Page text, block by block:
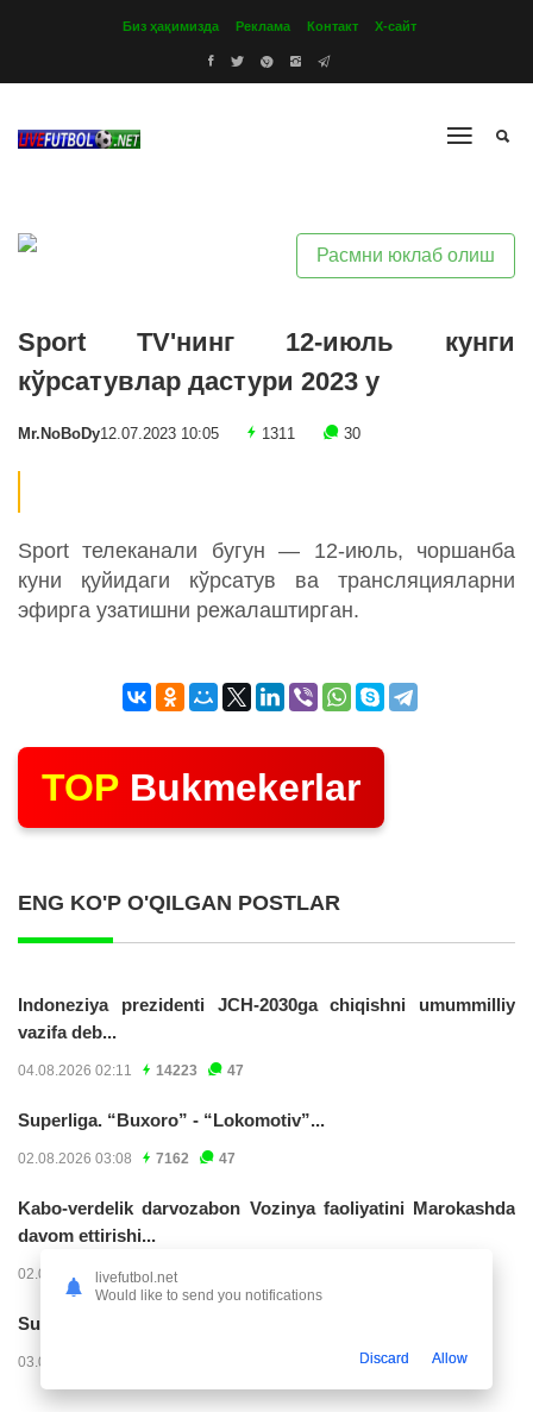
Биз ҳақимизда Реклама Контакт Х-сайт
Расмни юклаб олиш
Sport TV'нинг 12-июль кунги
кўрсатувлар дастури 2023 y
Mr.NoBoDy12.07.2023 10:05 1311 30
Sport телеканали бугун — 12-июль, чоршанба
куни қуйидаги кўрсатув ва трансляцияларни
эфирга узатишни режалаштирган.
TOP Bukmekerlar
ENG KO'P O'QILGAN POSTLAR
Indoneziya prezidenti JCH-2030ga chiqishni umummilliy
vazifa deb...
04.08.2026 02:11 14223 47
Superliga. “Buxoro” - “Lokomotiv”...
02.08.2026 03:08 7162 47
Kabo-verdelik darvozabon Vozinya faoliyatini Marokashda
davom ettirishi...
02.08.2026 01:08 3906
Superliga. "Dinamo" – "Neftchi" (matnli...
03.08.2026 20:32
livefutbol.net
Would like to send you notifications
Discard Allow